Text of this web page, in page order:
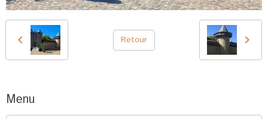
Retour
Menu